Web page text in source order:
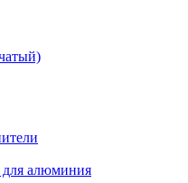
для алюминия